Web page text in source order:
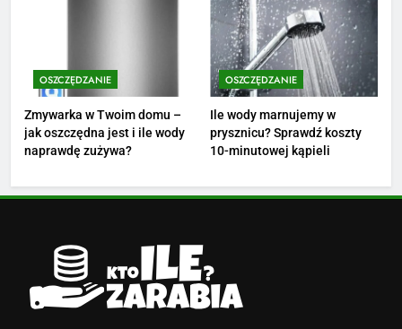
Ile zarabia nauczyciel
matematyki: średnie zarobki,
dodatki i perspektywy
ZAROBKI
5
średnie zarobki na tym
Akcje charytatywne w szkole:
pomysły i przykłady, które
OSZCZĘDZANIE
Zmywarka w Twoim domu –
jak oszczędna jest i ile wody
naprawdę zużywa?
OSZCZĘDZANIE
Ile wody marnujemy w
prysznicu? Sprawdź koszty
10-minutowej kąpieli